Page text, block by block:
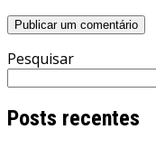
Pesquisar
Posts recentes